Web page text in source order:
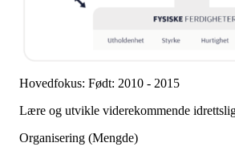
Hovedfokus: Født: 2010 - 2015
Lære og utvikle viderekommende
Organisering (Mengde)